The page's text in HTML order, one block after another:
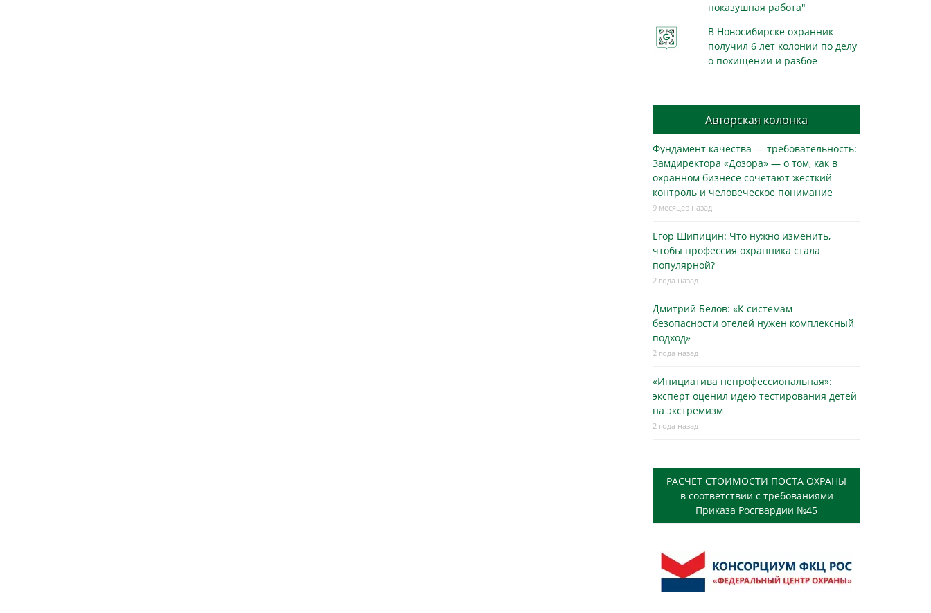
показушная работа"
В Новосибирске охранник
получил 6 лет колонии по делу
о похищении и разбое
Авторская колонка
Фундамент качества — требовательность:
Замдиректора «Дозора» — о том, как в
охранном бизнесe сочетают жёсткий
контроль и человеческое понимание
9 месяцев назад
Егор Шипицин: Что нужно изменить,
чтобы профессия охранника стала
популярной?
2 года назад
Дмитрий Белов: «К системам
безопасности отелей нужен комплексный
подход»
2 года назад
«Инициатива непрофессиональная»:
эксперт оценил идею тестирования детей
на экстремизм
2 года назад
РАСЧЕТ СТОИМОСТИ ПОСТА ОХРАНЫ
в соответствии с требованиями
Приказа Росгвардии №45